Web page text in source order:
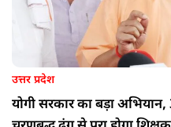
उत्तर प्रदेश
योगी सरकार का बड़ा